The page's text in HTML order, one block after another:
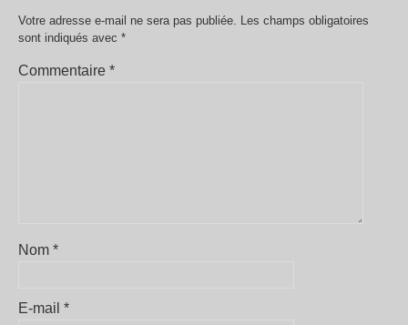
Votre adresse e-mail ne sera pas publiée. Les champs obligatoires
sont indiqués avec *
Commentaire *
Nom *
E-mail *